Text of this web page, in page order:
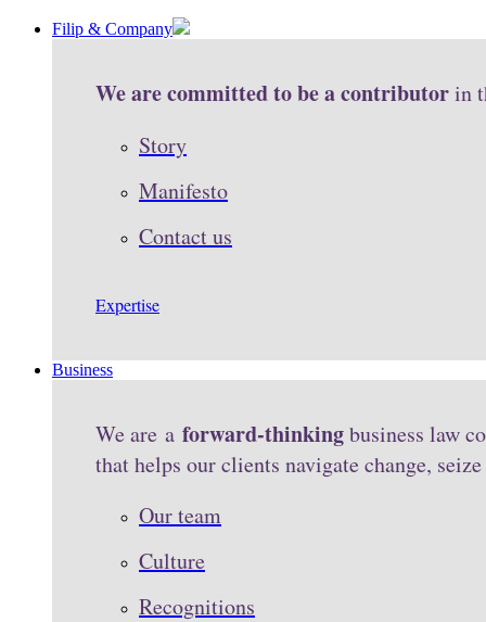
Filip & Company
We are committed to be a contributorin
Story
Manifesto
Contact us
Expertise
Business
We are a forward-thinkingbusiness law
that helps our clients navigate change,
Our team
Culture
Recognitions